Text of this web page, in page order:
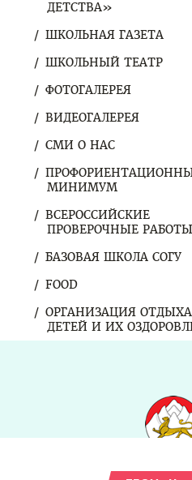
ДЕТСТВА»
ШКОЛЬНАЯ ГАЗЕТА
ШКОЛЬНЫЙ ТЕАТР
ФОТОГАЛЕРЕЯ
ВИДЕОГАЛЕРЕЯ
СМИ О НАС
МИНИМУМ
ВСЕРОССИЙСКИЕ
ПРОВЕРОЧНЫЕ РАБОТЫ
БАЗОВАЯ ШКОЛА СОГУ
FOOD
ОРГАНИЗАЦИЯ ОТДЫХА
ДЕТЕЙ И ИХ